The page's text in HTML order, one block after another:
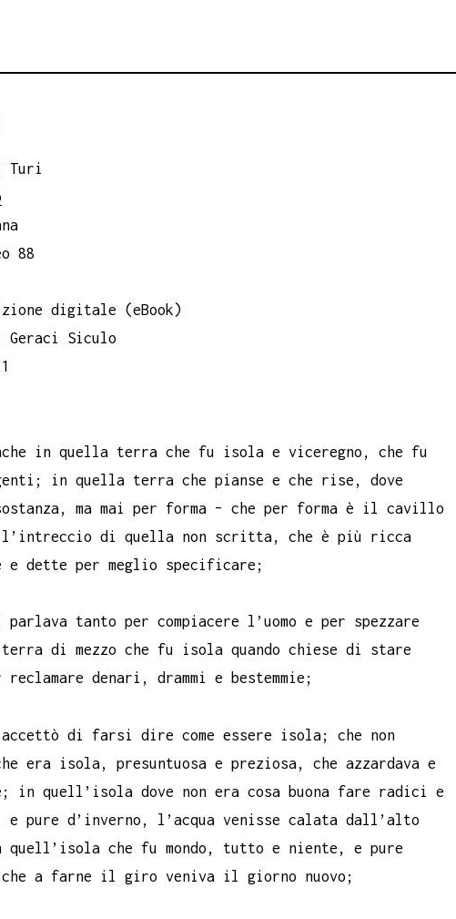
Turi
88
digitale (eBook)
Geraci Siculo
in quella terra che fu isola e viceregno, che fu
in quella terra che pianse e che rise, dove
ma mai per forma – che per forma è il cavillo
di quella non scritta, che è più ricca
e dette per meglio specificare;
tanto per compiacere l’uomo e per spezzare
di mezzo che fu isola quando chiese di stare
denari, drammi e bestemmie;
di farsi dire come essere isola; che non
era isola, presuntuosa e preziosa, che azzardava e
in quell’isola dove non era cosa buona fare radici e
e pure d’inverno, l’acqua venisse calata dall’alto
che fu mondo, tutto e niente, e pure
a farne il giro veniva il giorno nuovo;